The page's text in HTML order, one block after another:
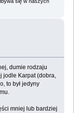
dumie rodzaju
jodle Karpat (dobra,
to był jedyny
mniej lub bardziej